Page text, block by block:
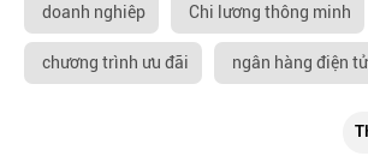
doanh nghiêp Chi lương thông minh
chương trình ưu đãi ngân hàng điện tử